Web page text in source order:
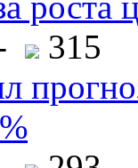
315